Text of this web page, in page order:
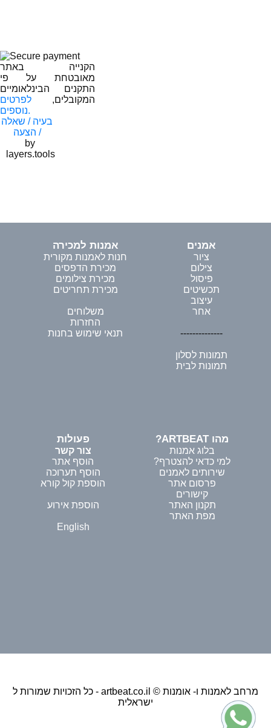
הקנייה באתר
מאובטחת על פי
התקנים הבינלאומיים
המקובלים, לפרטים
נוספים.
בעיה / שאלה
/ הצעה
by
layers.tools
אמנים
ציור
צילום
פיסול
תכשיטים
עיצוב
אחר
--------------
תמונות לסלון
תמונות לבית
אמנות למכירה
חנות לאמנות מקורית
מכירת הדפסים
מכירת צילומים
מכירת תחריטים
משלוחים
החזרות
תנאי שימוש בחנות
מהו ARTBEAT?
בלוג אמנות
למי כדאי להצטרף?
שירותים לאמנים
פרסום אתר
קישורים
תקנון האתר
מפת האתר
פעולות
צור קשר
הוסף אתר
הוסף תערוכה
הוספת קול קורא
הוספת אירוע
English
כל הזכויות שמורות ל - artbeat.co.il © מרחב לאמנות ו- אומנות
ישראלית